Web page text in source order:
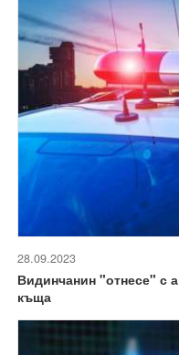
28.09.2023
Видинчанин "отнесе" с
къща